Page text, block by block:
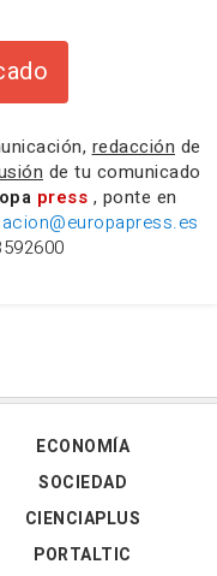
redacción de
de tu comunicado
press , ponte en
ECONOMÍA
SOCIEDAD
CIENCIAPLUS
PORTALTIC